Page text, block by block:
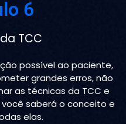
6
TCC
possível ao paciente,
grandes erros, não
as técnicas da TCC e
saberá o conceito e
elas.